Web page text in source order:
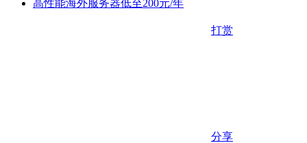
高性能海外服务器低至200元/年
打赏
分享